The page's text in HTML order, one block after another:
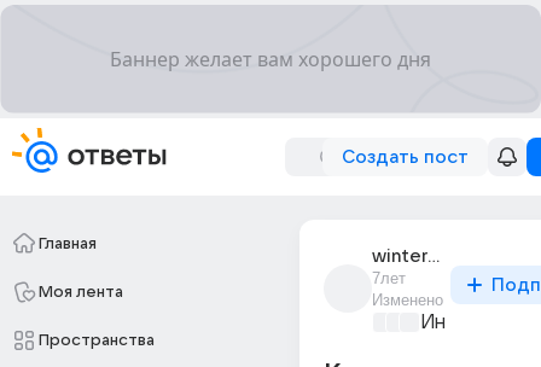
Создать пост
Главная
Моя лента
Пространства
wintermax
7лет
Изменено